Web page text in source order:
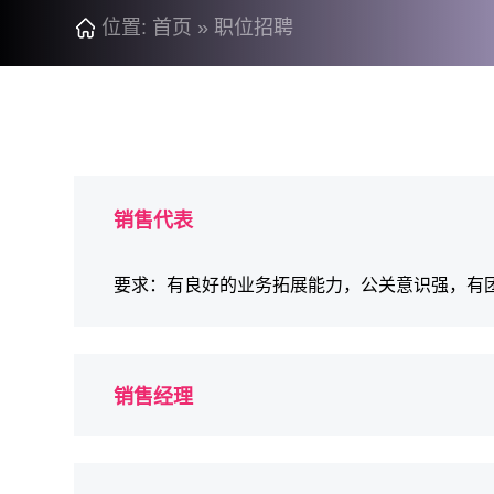
位置: 首页 » 职位招聘
销售代表
要求：有良好的业务拓展能力，公关意识强，有
销售经理